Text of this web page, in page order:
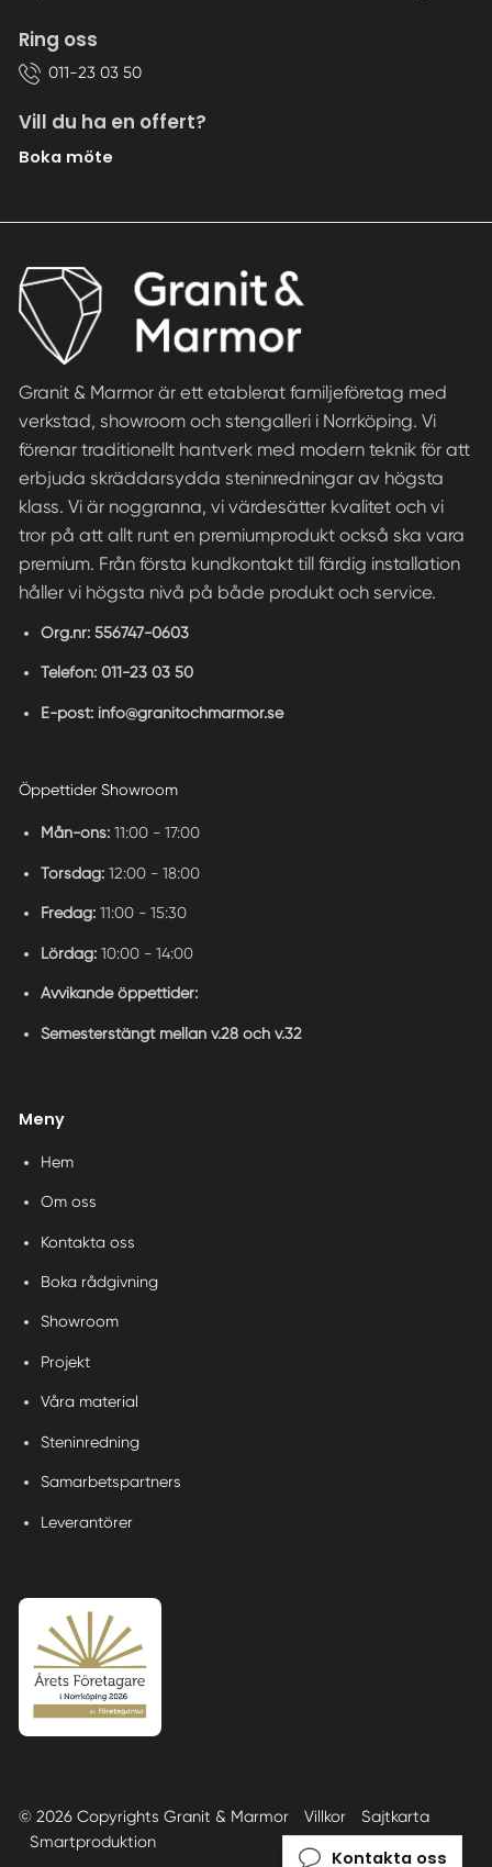
Ring oss
011-23 03 50
Vill du ha en offert?
Boka möte
Granit & Marmor är ett etablerat familjeföretag med
verkstad, showroom och stengalleri i Norrköping. Vi
förenar traditionellt hantverk med modern teknik för att
erbjuda skräddarsydda steninredningar av högsta
klass. Vi är noggranna, vi värdesätter kvalitet och vi
tror på att allt runt en premiumprodukt också ska vara
premium. Från första kundkontakt till färdig installation
håller vi högsta nivå på både produkt och service.
Org.nr: 556747-0603
Telefon: 011-23 03 50
E-post: info@granitochmarmor.se
Öppettider Showroom
Mån-ons: 11:00 - 17:00
Torsdag:12:00 - 18:00
Fredag:11:00 - 15:30
Lördag:10:00 - 14:00
Avvikande öppettider:
Semesterstängt mellan v.28 och v.32
Meny
Hem
Om oss
Kontakta oss
Boka rådgivning
Showroom
Projekt
Våra material
Steninredning
Samarbetspartners
Leverantörer
© 2026 Copyrights Granit & Marmor Villkor
Sajtkarta
Smartproduktion
Kontakta oss